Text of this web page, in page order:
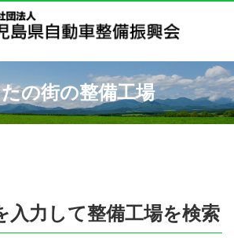
の街の整備工場
入力して整備工場を検索